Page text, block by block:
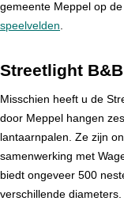
gemeente Meppel op de
speelvelden
Streetlight B&B
Misschien heeft u de
door Meppel hangen
lantaarnpalen. Ze zijn
samenwerking met
biedt ongeveer 500
verschillende